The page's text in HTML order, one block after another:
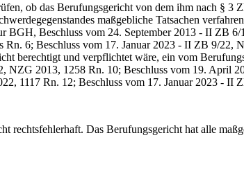
ob das Berufungsgericht von dem ihm nach § 3
maßgebliche Tatsachen
BGH, Beschluss vom 24. September 2013 - II ZB
6; Beschluss vom 17. Januar 2023 - II ZB 9/22,
berechtigt und verpflichtet wäre, ein vom
NZG 2013, 1258 Rn. 10; Beschluss vom 19. April
1117 Rn. 12; Beschluss vom 17. Januar 2023 - II
Das Berufungsgericht hat alle